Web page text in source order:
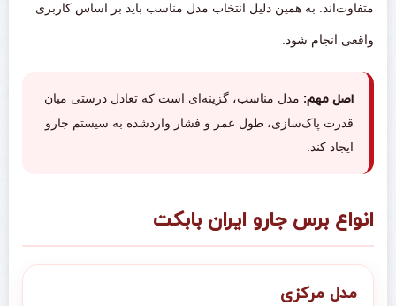
متفاوت‌اند. به همین دلیل انتخاب مدل مناسب باید بر اساس کاربری
واقعی انجام شود.
اصل مهم: مدل مناسب، گزینه‌ای است که تعادل درستی میان
قدرت پاک‌سازی، طول عمر و فشار واردشده به سیستم جارو
ایجاد کند.
انواع برس جارو ایران بابکت
مدل مرکزی